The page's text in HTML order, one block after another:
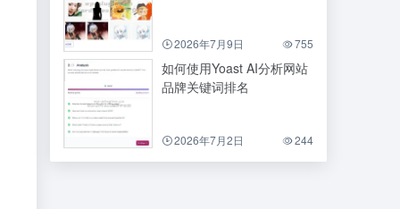
2026年7月9日 755
如何使用Yoast AI分析网站
品牌关键词排名
2026年7月2日 244